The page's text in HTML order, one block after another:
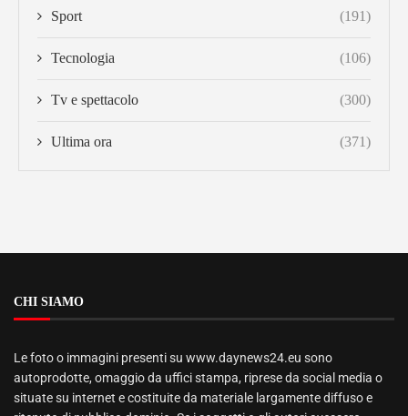
Sport (191)
Tecnologia (106)
Tv e spettacolo (300)
Ultima ora (371)
CHI SIAMO
Le foto o immagini presenti su www.daynews24.eu sono
autoprodotte, omaggio da uffici stampa, riprese da social media o
situate su internet e costituite da materiale largamente diffuso e